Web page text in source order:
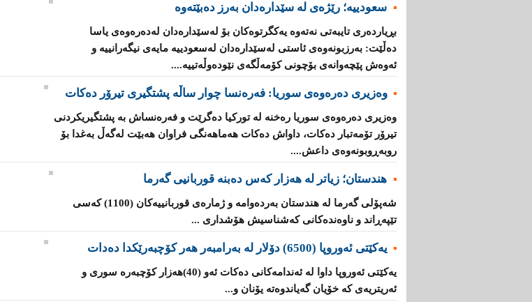
سعودییە؛ رێژەی لە سێدارەدان بەرز دەبێتەوە
بڕیارده‌ری تایبه‌تی نه‌ته‌وه‌ یه‌كگرتوه‌كان بۆ له‌سێداره‌دان له‌ده‌ره‌وه‌ی یاسا
ده‌ڵێت: به‌رزبونه‌وه‌ی ئاستی له‌سێداره‌دان له‌سعودییه‌ مایه‌ی نیگه‌رانییه‌ و
ئه‌وه‌ش پێچه‌وانه‌ی بۆچونی كۆمه‌ڵگه‌ی‌ نێوده‌وڵه‌تییه‌....
وەزیری دەرەوەی سوریا: فه‌ره‌نسا چوار ساڵه‌ پشتگیری تیرۆر ده‌كات
وه‌زیری ده‌ره‌وه‌ی سوریا ره‌خنه‌ له‌ توركیا ده‌گرێت و فه‌ره‌نساش به‌ پشتگیریكردنی
تیرۆر تۆمه‌تبار ده‌كات، داواش ده‌كات هه‌ماهه‌نگی فراوان هه‌بێت له‌گه‌ڵ به‌غدا بۆ
روبه‌ڕوبونه‌وه‌ی داعش....
هندستان؛ زیاتر لە هەزار کەس دەبنە قوربانیی گەرما
شه‌پۆلی‌ گه‌رما له‌ هندستان به‌رده‌وامه‌ و ژماره‌ی‌ قوربانییه‌كان (1100) کەسی
تێپه‌ڕاند و ناوه‌نده‌كانی‌ كه‌شناسیش هۆشداری‌ ...
یه‌كێتی‌ ئه‌وروپا (6500) دۆلار له‌ به‌رامبه‌ر هه‌ر كۆچبه‌رێكدا ده‌دات
یه‌كێتی‌ ئه‌وروپا داوا له‌ ئه‌ندامه‌كانی‌ ده‌كات ئه‌و (40)هه‌زار كۆچبه‌ره‌ سوری‌ و
ئه‌ریتریه‌ی‌ کە خۆیان گه‌یاندوه‌ته‌ یۆنان و...